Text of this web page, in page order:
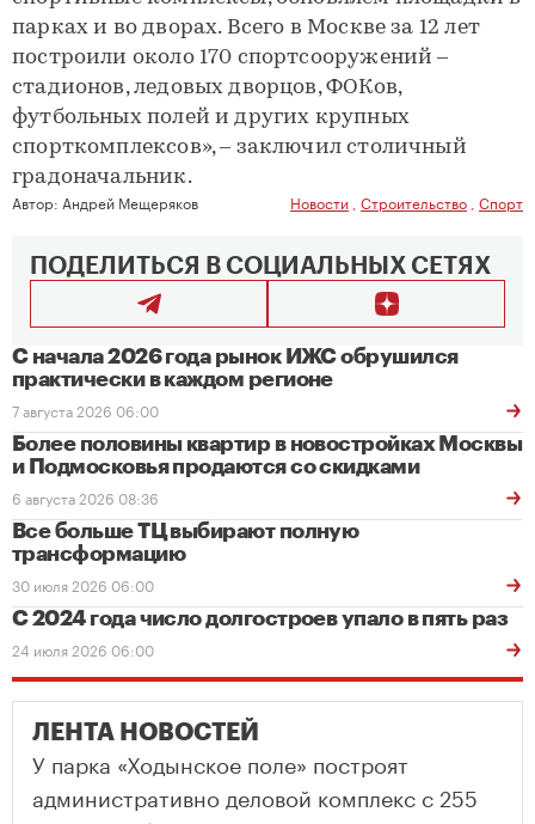
парках и во дворах. Всего в Москве за 12 лет
построили около 170 спортсооружений –
стадионов, ледовых дворцов, ФОКов,
футбольных полей и других крупных
спорткомплексов», – заключил столичный
градоначальник.
Автор: Андрей Мещеряков Новости Строительство Спорт
ПОДЕЛИТЬСЯ В СОЦИАЛЬНЫХ СЕТЯХ
С начала 2026 года рынок ИЖС обрушился
практически в каждом регионе
7 августа 2026 06:00
Более половины квартир в новостройках Москвы
и Подмосковья продаются со скидками
6 августа 2026 08:36
Все больше ТЦ выбирают полную
трансформацию
30 июля 2026 06:00
С 2024 года число долгостроев упало в пять раз
24 июля 2026 06:00
ЛЕНТА НОВОСТЕЙ
У парка «Ходынское поле» построят
административно деловой комплекс с 255